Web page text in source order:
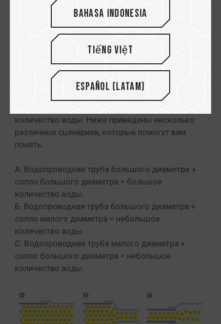
Говоря об интерфейсе, можно провести
ассоциацию пропускной способности
интерфейса с водопроводной трубой, а скорость
передачи устройства со скоростью воды
текущей по водопроводной трубе. Представьте,
водопроводную трубу большого диаметра и
соедините ее с соплом, которое также имеет
количество воды. Ниже приведены несколько
различных сценариев, которые помогут вам
понять:
A. Водопроводная труба большого диаметра +
сопло большого диаметра = большое
количество воды
Б. Водопроводная труба большого диаметра +
сопло малого диаметра = небольшое
количество воды
C. Водопроводная труба малого диаметра +
сопло большого диаметра = небольшое
количество воды
Bahasa Indonesia
Tiếng Việt
Español (Latam)